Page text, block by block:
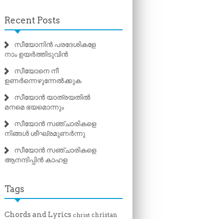
Recent Posts
സീയോനിൻ പരദേശികളേ
നാം ഉയർത്തിടുവിൻ
സീയോനെ നീ
ഉണർന്നെഴുന്നേൽക്കുക
സീയോൻ യാത്രയതിൽ
മനമെ ഭയമൊന്നും
സീയോൻ സഞ്ചാരികളെ
നിങ്ങൾ ശീഘ്രമുണർന്നു
സീയോൻ സഞ്ചാരികളെ
ആനന്ദിപ്പിൻ കാഹള
Tags
Chords and Lyrics christ christan